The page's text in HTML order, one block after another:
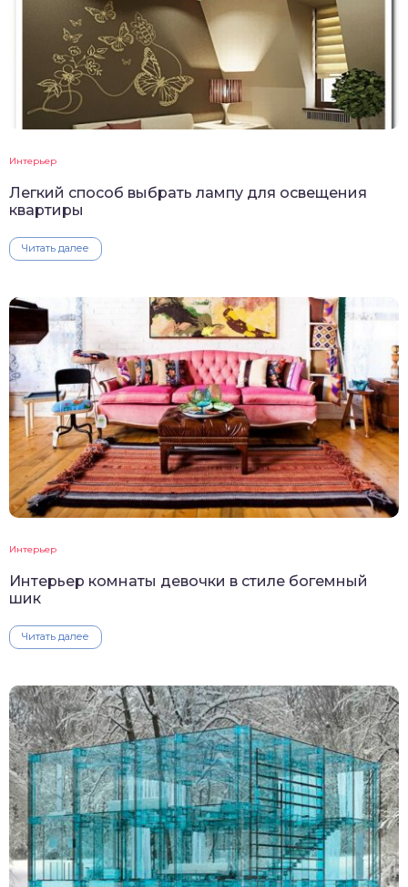
Интерьер
Легкий способ выбрать лампу для освещения
квартиры
Читать далее
Интерьер
Интерьер комнаты девочки в стиле богемный
шик
Читать далее